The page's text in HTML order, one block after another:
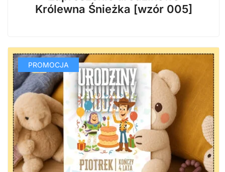
wynosiła:
29,99 zł.
wynosi:
14,99 zł.
Królewna Śnieżka [wzór 005]
PROMOCJA